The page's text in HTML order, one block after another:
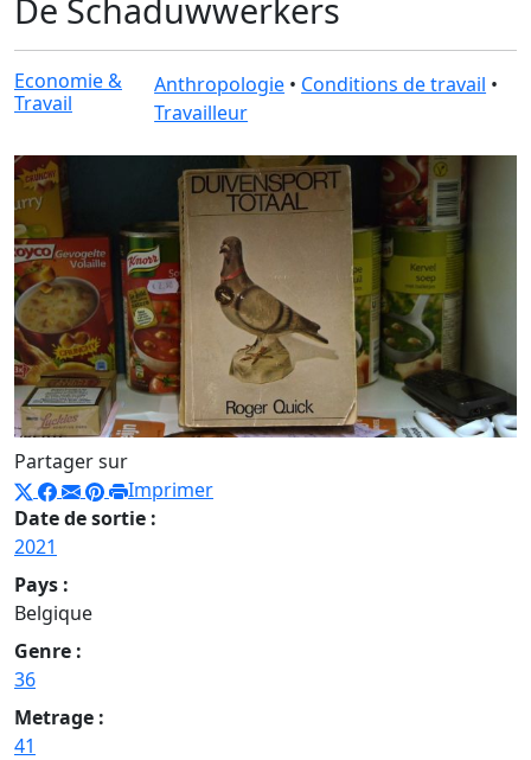
De Schaduwwerkers
Economie &
Travail
Anthropologie • Conditions de travail •
Travailleur
Partager sur
Imprimer
Date de sortie :
2021
Pays :
Belgique
Genre :
36
Metrage :
41